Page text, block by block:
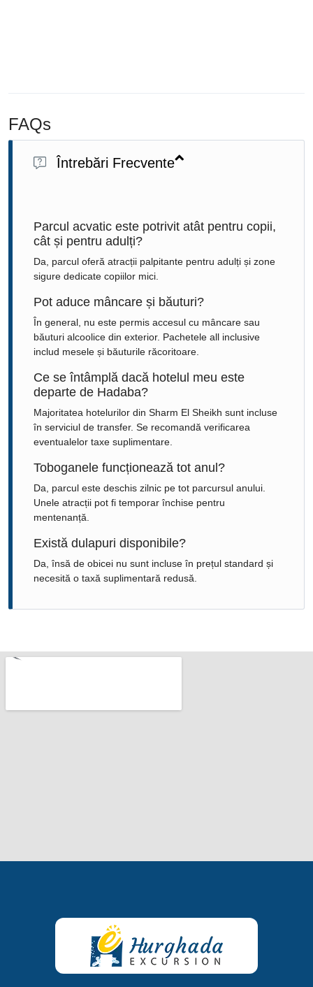
FAQs
Întrebări Frecvente
Parcul acvatic este potrivit atât pentru copii,
cât și pentru adulți?
Da, parcul oferă atracții palpitante pentru adulți și zone
sigure dedicate copiilor mici.
Pot aduce mâncare și băuturi?
În general, nu este permis accesul cu mâncare sau
băuturi alcoolice din exterior. Pachetele all inclusive
includ mesele și băuturile răcoritoare.
Ce se întâmplă dacă hotelul meu este
departe de Hadaba?
Majoritatea hotelurilor din Sharm El Sheikh sunt incluse
în serviciul de transfer. Se recomandă verificarea
eventualelor taxe suplimentare.
Toboganele funcționează tot anul?
Da, parcul este deschis zilnic pe tot parcursul anului.
Unele atracții pot fi temporar închise pentru
mentenanță.
Există dulapuri disponibile?
Da, însă de obicei nu sunt incluse în prețul standard și
necesită o taxă suplimentară redusă.